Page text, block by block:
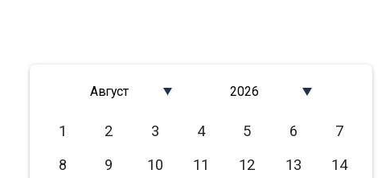
Август
Март
2026
2024
1 2 3 4 5 6
7
8
9 10 11 12 13
14